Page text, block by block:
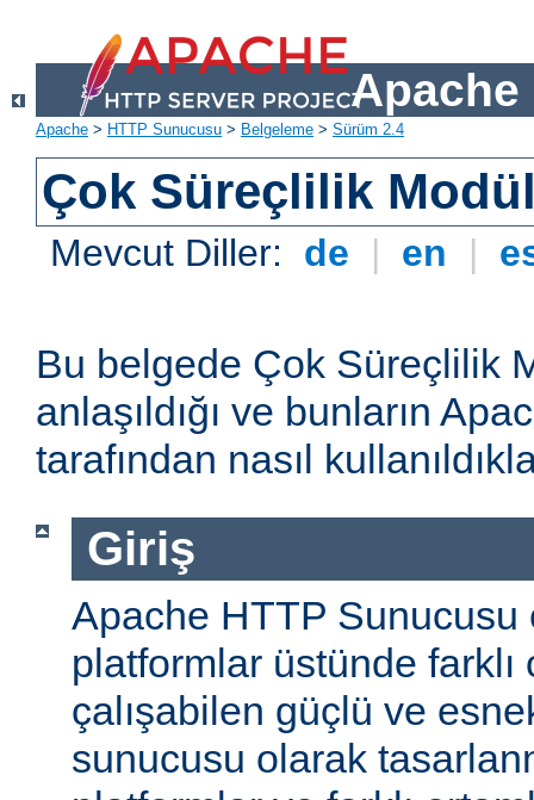
Apache
Apache > HTTP Sunucusu > Belgeleme > Sürüm 2.4
Çok Süreçlilik
Mevcut Diller: de | en |
Bu belgede Çok Süreçlilik
anlaşıldığı ve bunların
tarafından nasıl
Giriş
Apache HTTP Sunucusu
platformlar üstünde farklı
çalışabilen güçlü ve
sunucusu olarak